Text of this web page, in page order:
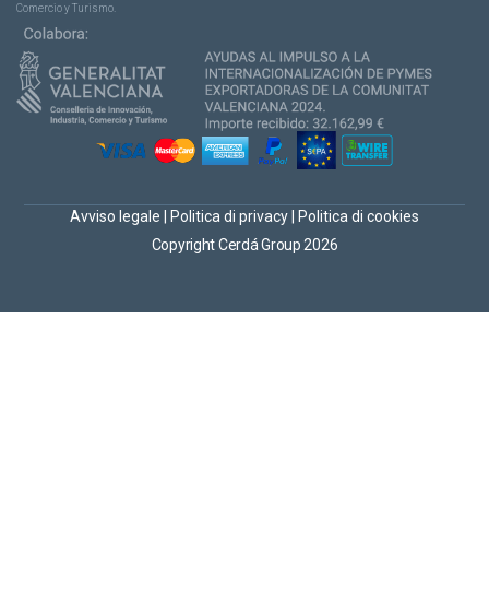
Comercio y Turismo.
Copyright Cerdá Group 2026
Avviso legale Politica di privacy Politica di cookies